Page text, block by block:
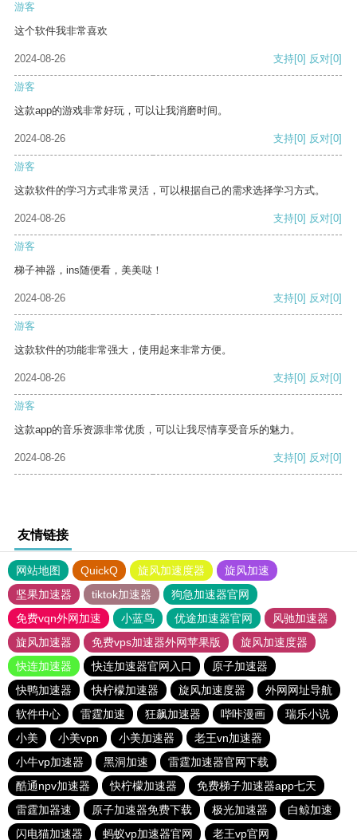
游客
这个软件我非常喜欢
2024-08-26 支持[0] 反对[0]
游客
这款app的游戏非常好玩，可以让我消磨时间。
2024-08-26 支持[0] 反对[0]
游客
这款软件的学习方式非常灵活，可以根据自己的需求选择学习方式。
2024-08-26 支持[0] 反对[0]
游客
梯子神器，ins随便看，美美哒！
2024-08-26 支持[0] 反对[0]
游客
这款软件的功能非常强大，使用起来非常方便。
2024-08-26 支持[0] 反对[0]
游客
这款app的音乐资源非常优质，可以让我尽情享受音乐的魅力。
2024-08-26 支持[0] 反对[0]
友情链接
网站地图 QuickQ 旋风加速度器
旋风加速
坚果加速器
tiktok加速器
狗急加速器官网
免费vqn外网加速
小蓝鸟 优途加速器官网
风驰加速器
旋风加速器
免费vps加速器外网苹果版
旋风加速度器
快连加速器
快连加速器官网入口
原子加速器
快鸭加速器
快柠檬加速器 旋风加速度器
外网网址导航
软件中心
雷霆加速 狂飙加速器 哔咔漫画
瑞乐小说
小美
小美vpn 小美加速器
老王vn加速器
小牛vp加速器
黑洞加速
雷霆加速器官网下载
酷通npv加速器
快柠檬加速器
免费梯子加速器app七天
雷霆加器速
原子加速器免费下载 极光加速器
白鲸加速
闪电猫加速器
蚂蚁vp加速器官网 老王vp官网